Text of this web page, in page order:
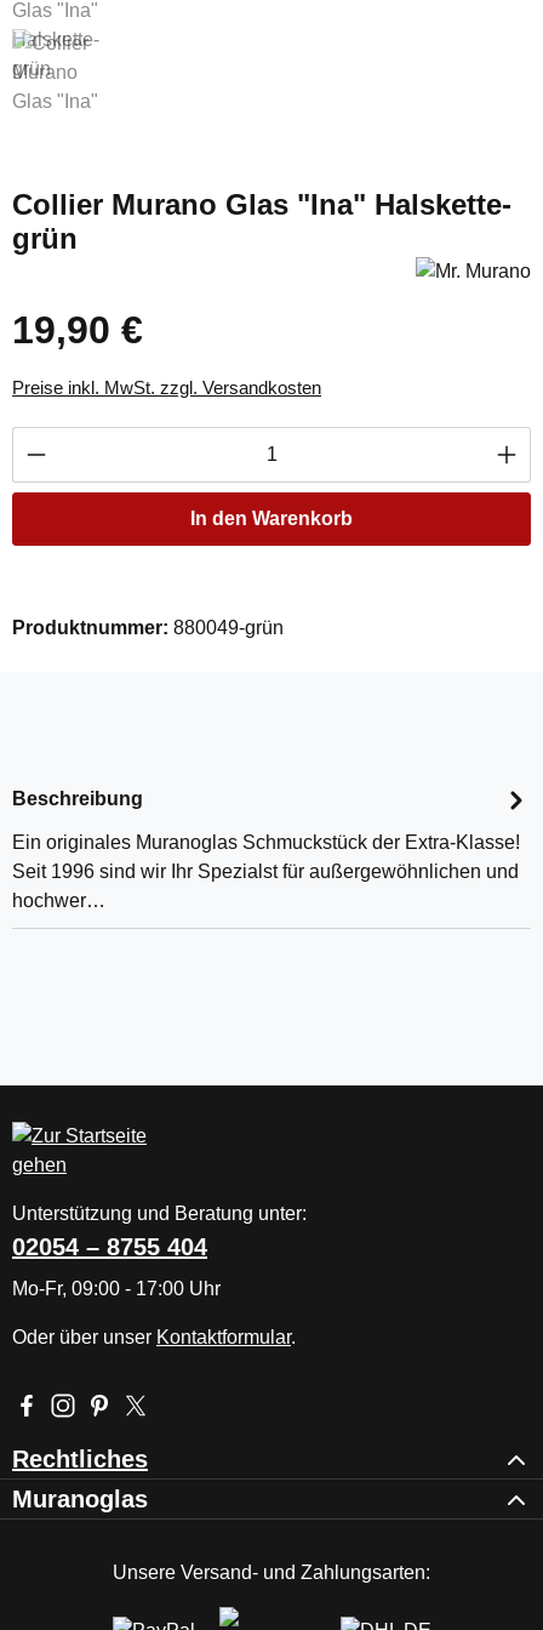
Collier Murano Glas "Ina" Halskette-
grün
Regulärer Preis:
19,90 €
Preise inkl. MwSt. zzgl. Versandkosten
Produkt Anzahl: Gib den gewünschten
In den Warenkorb
Produktnummer: 880049-grün
Beschreibung
Ein originales Muranoglas Schmuckstück der Extra-Klasse!
Seit 1996 sind wir Ihr Spezialst für außergewöhnlichen und
hochwer…
Unterstützung und Beratung unter:
02054 – 8755 404
Mo-Fr, 09:00 - 17:00 Uhr
Oder über unser Kontaktformular.
Besuche uns auf Facebook – öffnet in neuem Tab (externer
Schau auf Instagram vorbei – öffnet in neuem Tab
Lass dich auf Pinterest inspirieren – öffnet in neuem
Folge uns auf X – öffnet in neuem Tab (externer
Rechtliches
Muranoglas
Unsere Versand- und Zahlungsarten: